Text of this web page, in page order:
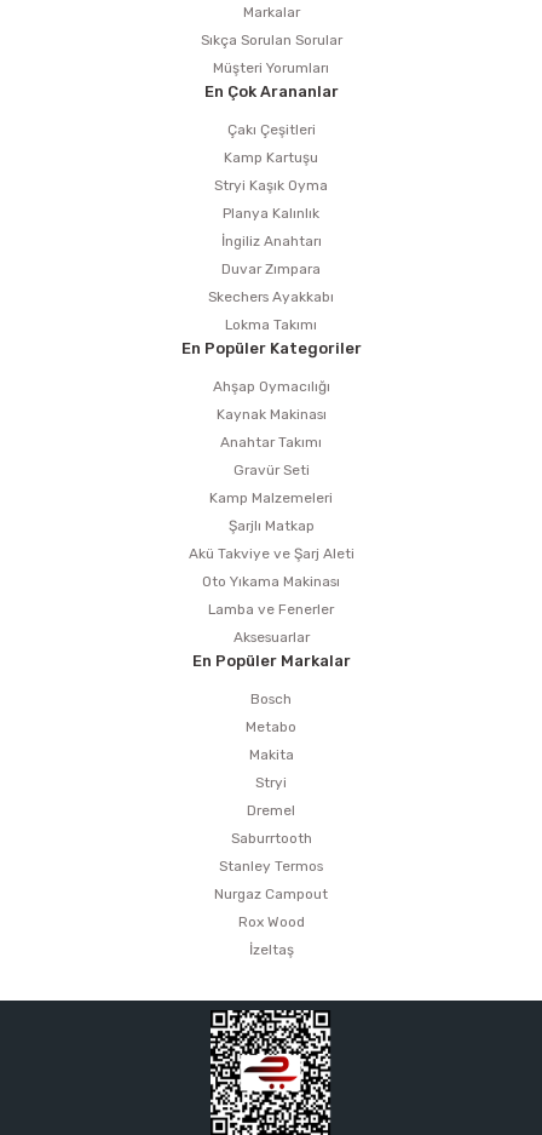
Markalar
Sıkça Sorulan Sorular
Müşteri Yorumları
En Çok Arananlar
Çakı Çeşitleri
Kamp Kartuşu
Stryi Kaşık Oyma
Planya Kalınlık
İngiliz Anahtarı
Duvar Zımpara
Skechers Ayakkabı
Lokma Takımı
En Popüler Kategoriler
Ahşap Oymacılığı
Kaynak Makinası
Anahtar Takımı
Gravür Seti
Kamp Malzemeleri
Şarjlı Matkap
Akü Takviye ve Şarj Aleti
Oto Yıkama Makinası
Lamba ve Fenerler
Aksesuarlar
En Popüler Markalar
Bosch
Metabo
Makita
Stryi
Dremel
Saburrtooth
Stanley Termos
Nurgaz Campout
Rox Wood
İzeltaş